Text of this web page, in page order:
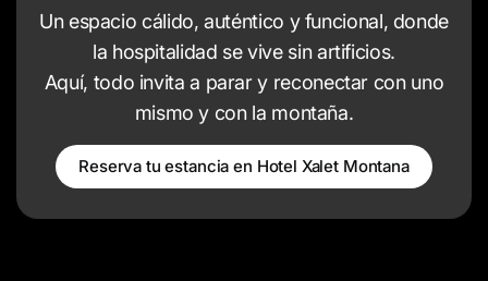
Un espacio cálido, auténtico y funcional, donde
la hospitalidad se vive sin artificios.
Aquí, todo invita a parar y reconectar con uno
mismo y con la montaña.
Reserva tu estancia en Hotel Xalet Montana